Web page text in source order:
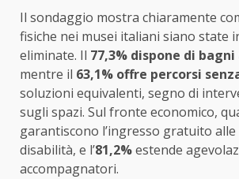
Il sondaggio mostra chiaramente
fisiche nei musei italiani siano state
eliminate. Il 77,3% dispone di
mentre il 63,1% offre percorsi
soluzioni equivalenti, segno di
sugli spazi. Sul fronte economico,
garantiscono l’ingresso gratuito
disabilità, e l’81,2%estende
accompagnatori.